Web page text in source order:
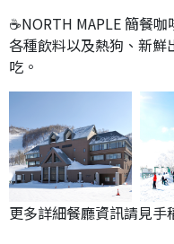
☕NORTH MAPLE 簡餐
各種飲料以及熱狗、新
吃。
更多詳細餐廳資訊請見手